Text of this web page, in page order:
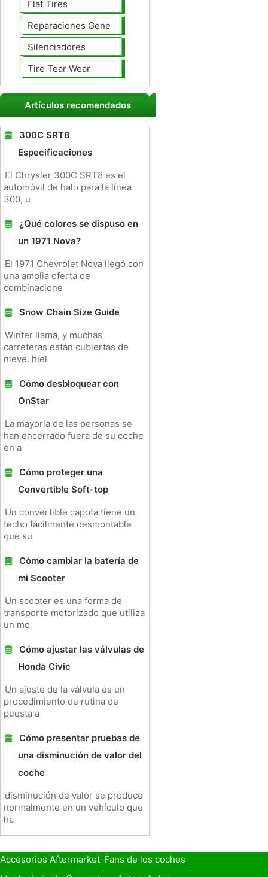
Flat Tires
Reparaciones Generales
Silenciadores
Tire Tear Wear
Artículos recomendados
300C SRT8
Especificaciones
El Chrysler 300C SRT8 es el
automóvil de halo para la línea
300, u
¿Qué colores se dispuso en
un 1971 Nova?
El 1971 Chevrolet Nova llegó con
una amplia oferta de
combinacione
Snow Chain Size Guide
Winter llama, y ​​muchas
carreteras están cubiertas de
nieve, hiel
Cómo desbloquear con
OnStar
La mayoría de las personas se
han encerrado fuera de su coche
en a
Cómo proteger una
Convertible Soft-top
Un convertible capota tiene un
techo fácilmente desmontable
que su
Cómo cambiar la batería de
mi Scooter
Un scooter es una forma de
transporte motorizado que utiliza
un mo
Cómo ajustar las válvulas de
Honda Civic
Un ajuste de la válvula es un
procedimiento de rutina de
puesta a
Cómo presentar pruebas de
una disminución de valor del
coche
disminución de valor se produce
normalmente en un vehículo que
ha
Accesorios Aftermarket Fans de los coches
Seguro de Coche
Préstamos y Financiación